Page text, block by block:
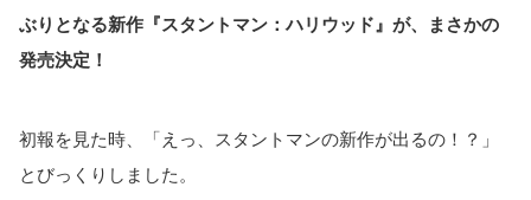
ぶりとなる新作『スタントマン：ハリウッド』が、まさかの
発売決定！
初報を見た時、「えっ、スタントマンの新作が出るの！？」
とびっくりしました。